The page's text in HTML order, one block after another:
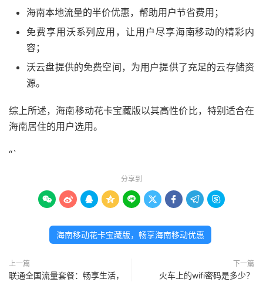
海南本地流量的半价优惠，帮助用户节省费用；
免费享用沃系列应用，让用户尽享海南移动的精彩内
容；
沃云盘提供的免费空间，为用户提供了充足的云存储资
源。
综上所述，海南移动花卡宝藏版以其高性价比，特别适合在
海南居住的用户选用。
“`
分享到
        
海南移动花卡宝藏版，畅享海南移动优惠
上一篇
联通全国流量套餐：畅享生活，
下一篇
火车上的wifi密码是多少？